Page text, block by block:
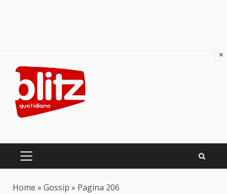
content
PRIMARY
Home » Gossip » Pagina 206
×